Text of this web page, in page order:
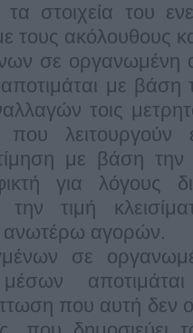
στοιχεία του
τους ακόλουθους
σε οργανωμένη
με βάση
τοις
που λειτουργούν
με βάση την
για λόγους
τιμή
ανωτέρω αγορών.
σε
μέσων
που αυτή δεν